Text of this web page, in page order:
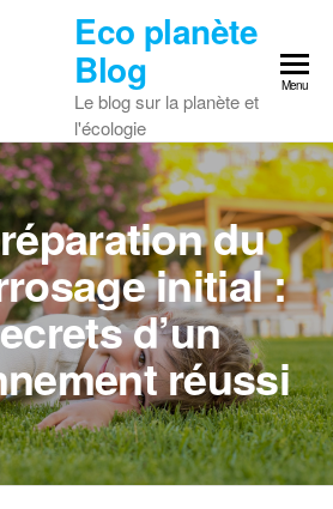
Eco planète
Blog
Le blog sur la planète et
l'écologie
Menu
du
initial :
d’un
réussi